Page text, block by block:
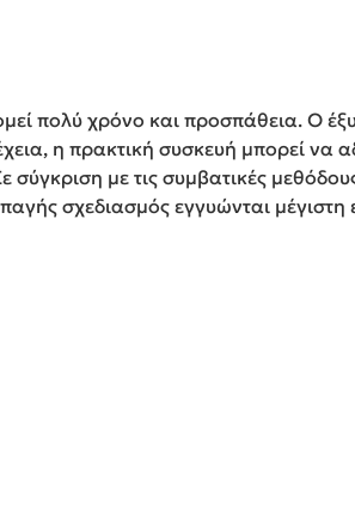
πολύ χρόνο και προσπάθεια. Ο
η πρακτική συσκευή μπορεί να
με τις συμβατικές
σχεδιασμός εγγυώνται μέγιστη